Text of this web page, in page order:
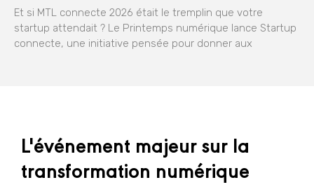
Et si MTL connecte 2026 était le tremplin que votre
startup attendait ? Le Printemps numérique lance Startup
connecte, une initiative pensée pour donner aux
L'événement majeur sur la
transformation numérique